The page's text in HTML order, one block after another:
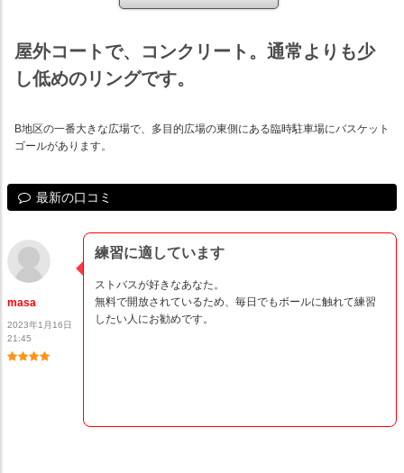
屋外コートで、コンクリート。通常よりも少
し低めのリングです。
B地区の一番大きな広場で、多目的広場の東側にある臨時駐車場にバスケット
ゴールがあります。
最新の口コミ
練習に適しています
ストバスが好きなあなた。
無料で開放されているため、毎日でもボールに触れて練習
したい人にお勧めです。
masa
2023年1月16日
21:45